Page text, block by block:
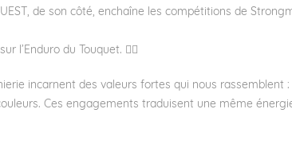
de son côté, enchaîne les compétitions de
l’Enduro du Touquet. 🏋️‍♂️
incarnent des valeurs fortes qui nous rassemblent
Ces engagements traduisent une même